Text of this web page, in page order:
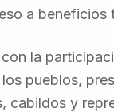
a beneficios
la
pueblos,
cabildos y